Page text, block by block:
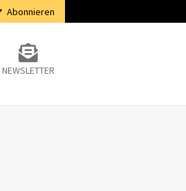
Abonnieren
NEWSLETTER